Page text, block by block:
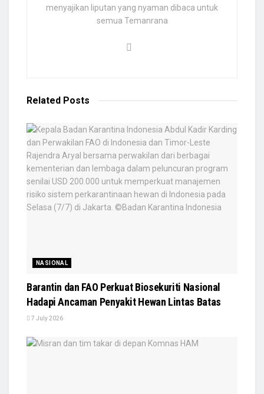
menyajikan liputan yang nyaman dibaca untuk
semua Temanrana
Related Posts
NASIONAL
Barantin dan FAO Perkuat Biosekuriti Nasional
Hadapi Ancaman Penyakit Hewan Lintas Batas
7 July 2026